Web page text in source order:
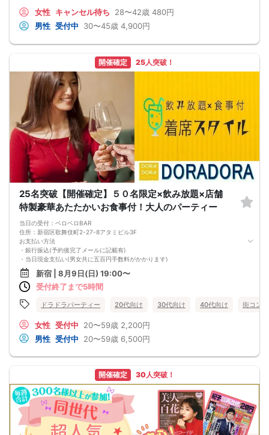
《資格定義》
*1：非上場で従業員200名以上or売上100億円以上or資本金1億円以上の企業・法
人・団体・組織（※51％以上出資の子会社を含む）
*3：東京証券取引所、大阪取引所、名古屋証券取引所、福岡証券取引所、札幌証
券取引所に上場してる企業（※51％以上出資の子会社を含む/※海外に上場している
会社は含まない）
*4：有限会社又は株式会社における登記上の取締役以上。（監査役・執行役員・
個人事業主・合同会社・合資会社・合名会社は対象外。）経営者の方には、名
刺、会社謄本のいずれかにてお名前を確認させて頂きます。
===================
■ご予約の際は①～④の注意事項の必ずご確認下さい。
ご本人様やご友人様が以下①～④の内容に該当し参加不可と判断させていただい
た場合には、当日のご参加をご遠慮頂き、参加費のご返金も出来かねますので予
めご了承下さい。
①ドレスコードについて
必ず上部の[参加条件]をご確認下さい。該当しない方は参加をお断りしておりま
す。予めご了承下さい。
▼注意1▼
〜 参加をお断りしている服装 〜
Tシャツ・ロンT・半袖ニットのみ（OK：上にジャケット着用の場合/NG：上にベ
スト又はカーディガン着用の場合）/デニムジャケット/スウェット・ジャージ（上
下共にNG）/パーカー・トレーナー/ダメージ加工のジーンズ/ハーフパンツ/サン
ダル/帽子
上記ドレスコード以外に当社イベントに相応しくない服装のお客様は現場にてお
断りさせて頂く場合がございます。
▼注意2▼
ドレスコードの記載がない場合は、ドレスコード無しという認識で問題ございま
せん。
②身分証・資格証の確認に関して 男女ともに受付にて身分証明書(免許証・パス
ポートなど)を確認をさせて頂きます。また男性に関しては資格証明書も同時に確
認させて頂きます。当日、必要書類をご持参頂けない場合は、ご参加をご遠慮頂
いております。
が入る場合があります。撮影した画像・映像は、弊社宣伝物などに使用すること
がございます。なお、モザイク加工やアングルなど、肖像権に配慮し撮影致しま
す。
④その他 当イベントは「プレミアムステイタス」主催のイベントになります。そ
の為、現在当社イベントの参加をお断りしているお客様（キャンセル料未納や勧
誘行為など）のご参加を固くお断りしております。
女性 キャンセル待ち 28〜42歳 480円
男性 受付中 30〜45歳 4,900円
開催確定 25人突破！
25名突破【開催確定】５０名限定×飲み放題×店舗
特製豪華あたたかいお食事付！大人のパーティー
当日の受付：ベロベロBAR
住所：新宿区歌舞伎町2-27-8アタミビル3F
お支払い方法
・銀行振込(予約後完了メールに記載有)
・当日現金支払い(男女共に五百円手数料がかかります)
※女性限定3名グループ割五百円オフ
※予約後のキャンセルはキャンセル料金が発生致しますのでご注意ください
あの新宿の人気店を完全貸切で開催致します！
地巡礼で訪れる方も！
新宿駅からも徒歩圏内で嬉しい立地に加え、ゴージャスな店内は女性にも人気の
お店です！
今回はフリードリンク・食事付、着席スタイルでゆっくりと楽しみましょう(^_-)-
店舗特製のディナーと様々なアルコール・ソフトドリンク取り揃えております。
暖かいお食事を召し上がりながら楽しみましょう
新宿駅東口から出て歌舞伎町の【ドンキホーテ】と【東京カラオケ本舗】の間の
道を直進すると【TOHO CINEMAS東宝ビル（ゴジラホテル）】に着きます。
そこから右に曲がり少し歩いてカラオケ館の前ですぐに左に曲がります。直進す
るとホテルListoに着きます。
ホテルListoとすぐ右にあるアパホテルの間の道を歩いて最初の十字路を右に曲が
り、２件目の右手にある看板がたくさん並んでるビルの3階になります。
新宿 | 8月9日(日) 19:00〜
受付終了まで5時間
ドラドラパーティー 20代向け 30代向け 40代向け 街コン
女性 受付中 20〜59歳 2,200円
男性 受付中 20〜59歳 6,500円
開催確定 30人突破！